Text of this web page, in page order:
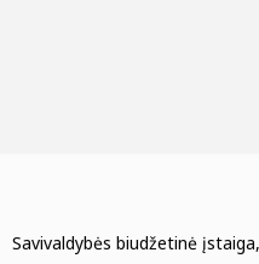
Savivaldybės biudžetinė